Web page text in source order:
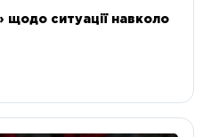
щодо ситуації навколо